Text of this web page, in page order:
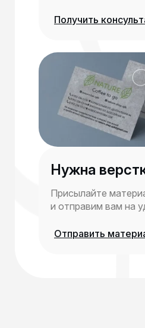
Получить
Нужна
Присылайте
и отправим вам на
Отправить